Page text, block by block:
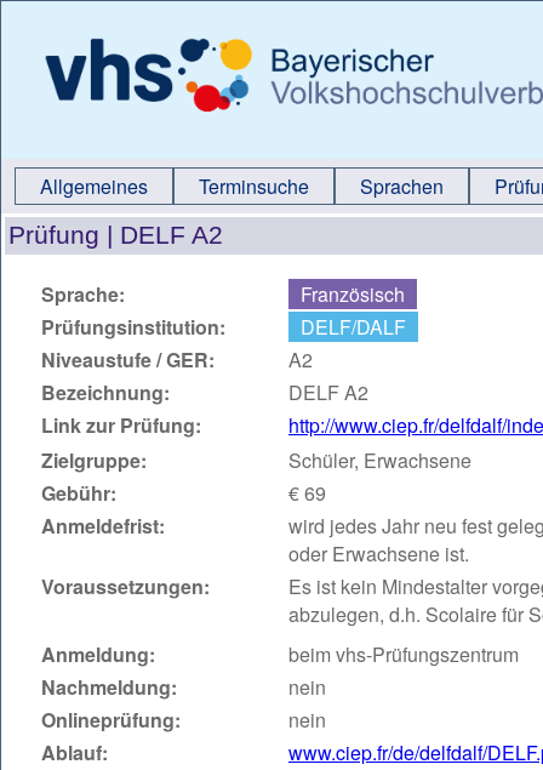
Allgemeines Terminsuche Sprachen
Prüfung | DELF A2
Sprache:
Französisch
Prüfungsinstitution:
DELF/DALF
Niveaustufe / GER:
A2
Bezeichnung:
DELF A2
Link zur Prüfung:
http://www.ciep.fr/delfdalf/
Zielgruppe:
Schüler, Erwachsene
Gebühr:
€ 69
Anmeldefrist:
wird jedes Jahr neu fest
oder Erwachsene ist.
Voraussetzungen:
Es ist kein Mindestalter
abzulegen, d.h. Scolaire für
Anmeldung:
beim vhs-Prüfungszentrum
Nachmeldung:
nein
Onlineprüfung:
nein
Ablauf:
www.ciep.fr/de/delfdalf/